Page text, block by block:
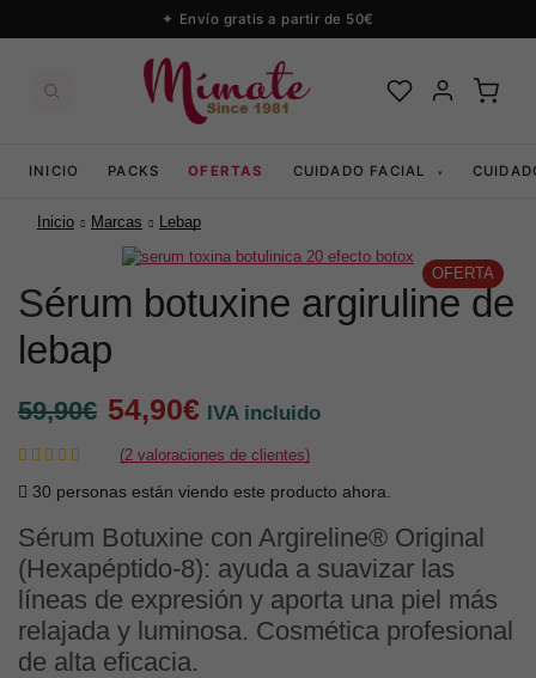
Envío gratis a partir de 50€
INICIO PACKS OFERTAS CUIDADO FACIAL ▾
Inicio Marcas Lebap
OFERTA
sérum botuxine argiruline de
lebap
59,90€ El
precio
original
era:
59,90€.
54,90€ El
precio
actual
es:
54,90€.
IVA incluido
(2 valoraciones de clientes)
30 personas están viendo este producto ahora.
Sérum Botuxine con Argireline® Original
(Hexapéptido-8): ayuda a suavizar las
líneas de expresión y aporta una piel más
relajada y luminosa. Cosmética profesional
de alta eficacia.